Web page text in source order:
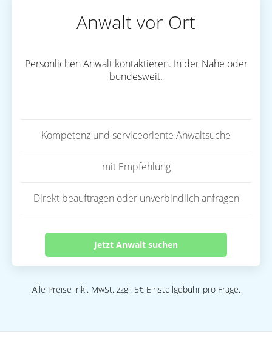
Anwalt vor Ort
Persönlichen Anwalt kontaktieren. In der Nähe oder
bundesweit.
Kompetenz und serviceoriente Anwaltsuche
mit Empfehlung
Direkt beauftragen oder unverbindlich anfragen
Jetzt Anwalt suchen
Alle Preise inkl. MwSt. zzgl. 5€ Einstellgebühr pro Frage.